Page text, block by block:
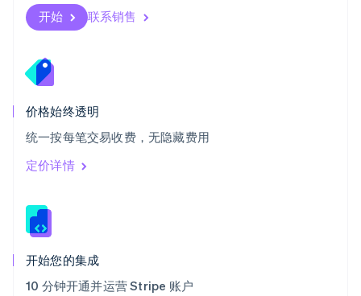
开始 联系销售
价格始终透明
统一按每笔交易收费，无隐藏费用
定价详情
开始您的集成
10 分钟开通并运营 Stripe 账户
斯洛伐克
English
English
泰国
ไทย
希腊
English
西班牙
Español
新加坡
新西兰
匈牙利
English
ItalianoEnglish